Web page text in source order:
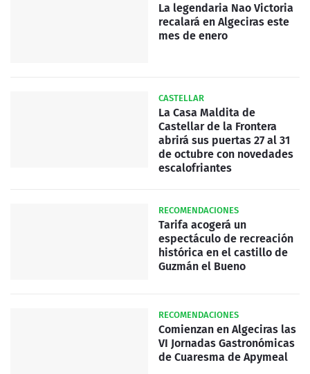
La legendaria Nao Victoria
recalará en Algeciras este
mes de enero
CASTELLAR
La Casa Maldita de
Castellar de la Frontera
abrirá sus puertas 27 al 31
de octubre con novedades
escalofriantes
RECOMENDACIONES
Tarifa acogerá un
espectáculo de recreación
histórica en el castillo de
Guzmán el Bueno
RECOMENDACIONES
Comienzan en Algeciras las
VI Jornadas Gastronómicas
de Cuaresma de Apymeal